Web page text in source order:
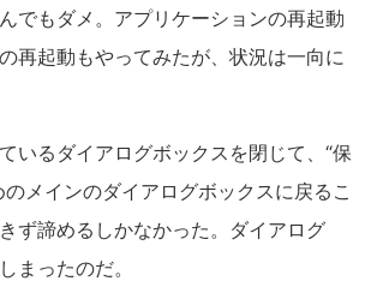
でもダメ。アプリケーションの再起動
再起動もやってみたが、状況は一向に
いるダイアログボックスを閉じて、“保
メインのダイアログボックスに戻るこ
ず諦めるしかなかった。ダイアログ
まったのだ。